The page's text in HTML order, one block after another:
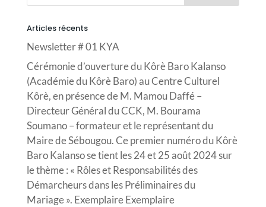
Articles récents
Newsletter # 01 KYA
Cérémonie d’ouverture du Kôrè Baro Kalanso
(Académie du Kôrè Baro) au Centre Culturel
Kôrè, en présence de M. Mamou Daffé –
Directeur Général du CCK, M. Bourama
Soumano – formateur et le représentant du
Maire de Sébougou. Ce premier numéro du Kôrè
Baro Kalanso se tient les 24 et 25 août 2024 sur
le thème : « Rôles et Responsabilités des
Démarcheurs dans les Préliminaires du
Mariage ». Exemplaire Exemplaire